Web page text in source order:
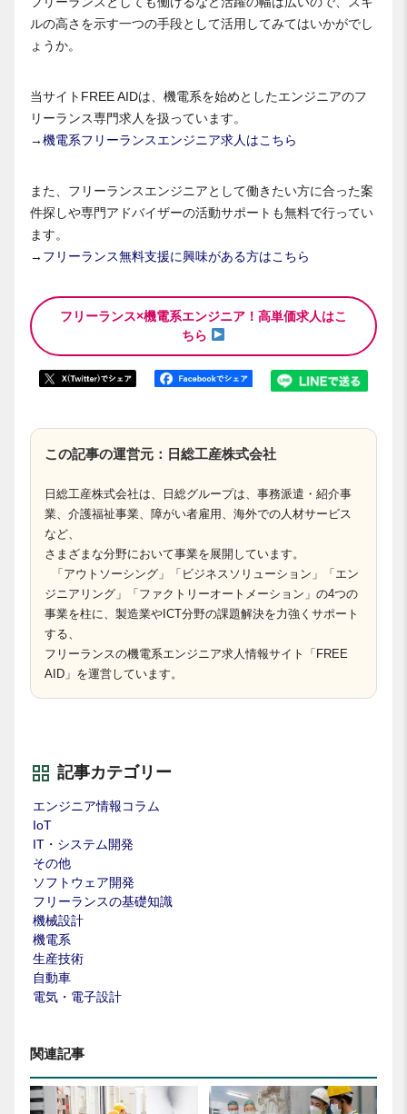
ルの高さを示す一つの手段として活用してみてはいかがでし
ょうか。
当サイトFREE AIDは、機電系を始めとしたエンジニアのフ
リーランス専門求人を扱っています。
→機電系フリーランスエンジニア求人はこちら
また、フリーランスエンジニアとして働きたい方に合った案
件探しや専門アドバイザーの活動サポートも無料で行ってい
ます。
→ フリーランス無料支援に興味がある方はこちら
フリーランス×機電系エンジニア！高単価求人はこ
ちら
この記事の運営元：日総工産株式会社
日総工産株式会社は、日総グループは、事務派遣・紹介事
業、介護福祉事業、障がい者雇用、海外での人材サービス
など、
さまざまな分野において事業を展開しています。
「アウトソーシング」「ビジネスソリューション」「エン
ジニアリング」「ファクトリーオートメーション」の4つの
事業を柱に、製造業やICT分野の課題解決を力強くサポート
する、
フリーランスの機電系エンジニア求人情報サイト「FREE
AID」を運営しています。
記事カテゴリー
エンジニア情報コラム
IoT
IT・システム開発
その他
ソフトウェア開発
フリーランスの基礎知識
機械設計
機電系
生産技術
自動車
電気・電子設計
関連記事